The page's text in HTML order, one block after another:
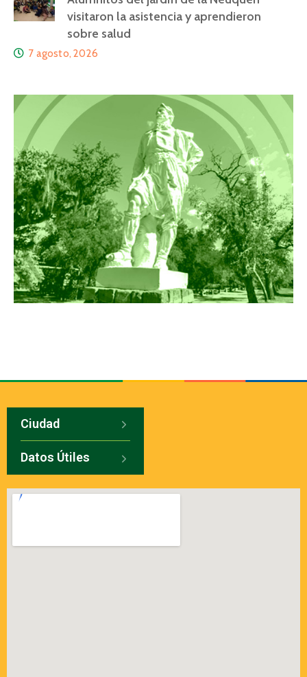
visitaron la asistencia y aprendieron
sobre salud
7 agosto, 2026
Ciudad
Datos Útiles